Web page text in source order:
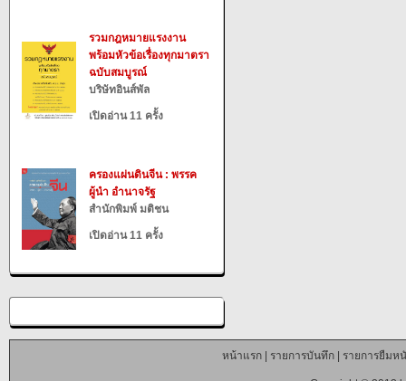
รวมกฎหมายแรงงาน
พร้อมหัวข้อเรื่องทุกมาตรา
ฉบับสมบูรณ์
บริษัทอินส์พัล
เปิดอ่าน 11 ครั้ง
ครองแผ่นดินจีน : พรรค
ผู้นำ อำนาจรัฐ
สำนักพิมพ์ มติชน
เปิดอ่าน 11 ครั้ง
หน้าแรก| รายการบันทึก| รายการยืมห